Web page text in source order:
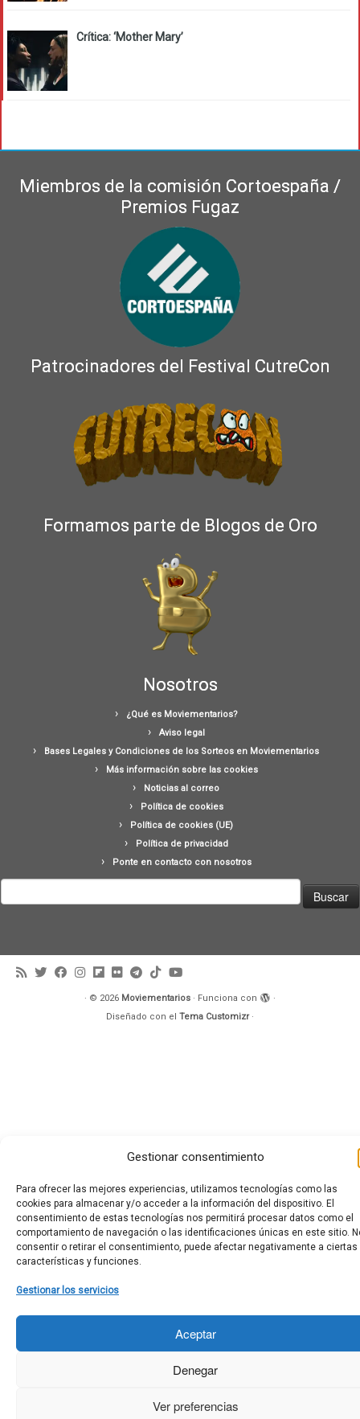
Gestionar consentimiento
Para ofrecer las mejores experiencias, utilizamos tecnologías como las
cookies para almacenar y/o acceder a la información del dispositivo. El
consentimiento de estas tecnologías nos permitirá procesar datos como el
comportamiento de navegación o las identificaciones únicas en este sitio.
consentir o retirar el consentimiento, puede afectar negativamente a ciertas
características y funciones.
Gestionar los servicios
Aceptar
Denegar
Ver preferencias
Crítica: ‘Mother Mary’
Miembros de la comisión Cortoespaña /
Premios Fugaz
Patrocinadores del Festival CutreCon
Formamos parte de Blogos de Oro
Nosotros
¿Qué es Moviementarios?
Aviso legal
Bases Legales y Condiciones de los Sorteos en Moviementarios
Más información sobre las cookies
Noticias al correo
Política de cookies
Política de cookies (UE)
Política de privacidad
Ponte en contacto con nosotros
· © 2026 Moviementarios · Funciona con
·
Diseñado con el Tema Customizr·